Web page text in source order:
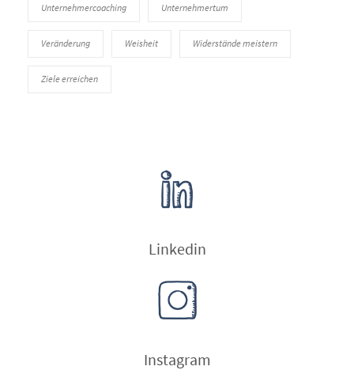
Unternehmercoaching Unternehmertum
Veränderung Weisheit Widerstände meistern
Ziele erreichen
Linkedin
Instagram